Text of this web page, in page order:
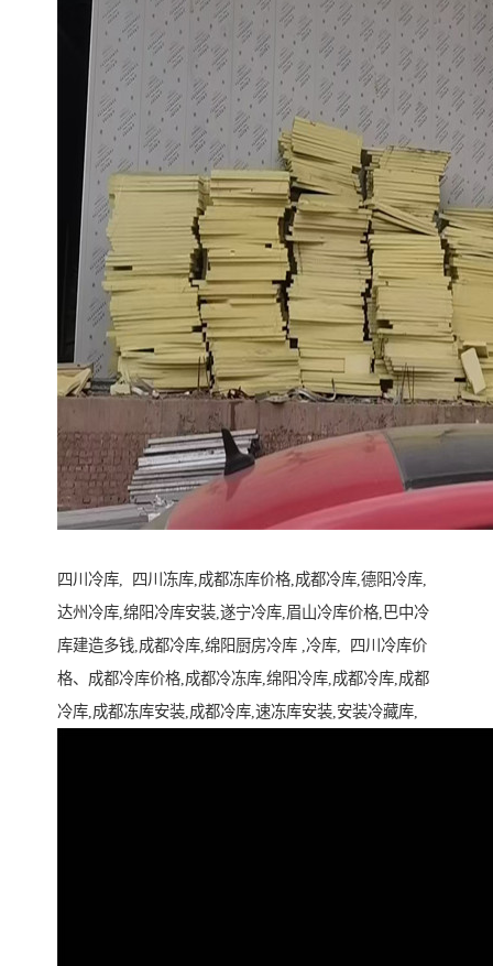
四川冷库, 四川冻库,成都冻库价格,成都冷库,德阳冷库,
达州冷库,绵阳冷库安装,遂宁冷库,眉山冷库价格,巴中冷
库建造多钱,成都冷库,绵阳厨房冷库 ,冷库, 四川冷库价
格、成都冷库价格,成都冷冻库,绵阳冷库,成都冷库,成都
冷库,成都冻库安装,成都冷库,速冻库安装,安装冷藏库,